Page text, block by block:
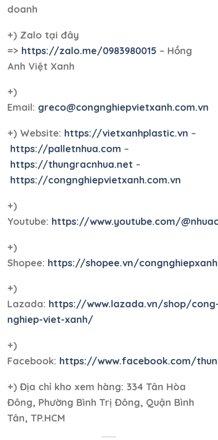
doanh
+) Zalo tại đây
=> https://zalo.me/0983980015 – Hồng
Anh Việt Xanh
+)
Email: greco@congnghiepvietxanh.com.vn
+) Website: https://vietxanhplastic.vn –
https://palletnhua.com –
https://thungracnhua.net –
https://congnghiepvietxanh.com.vn
+)
Youtube: https://www.youtube.com/
+)
Shopee: https://shopee.vn/
+)
Lazada: https://www.lazada.vn/shop/
nghiep-viet-xanh/
+)
Facebook: https://www.facebook.com/
+) Địa chỉ kho xem hàng: 334 Tân Hòa
Đông, Phường Bình Trị Đông, Quận Bình
Tân, TP.HCM